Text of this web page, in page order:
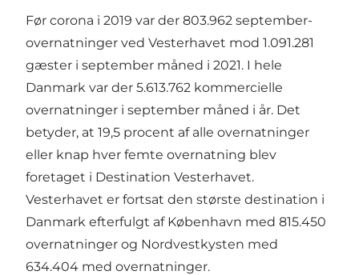
Før corona i 2019 var der 803.962 september-
overnatninger ved Vesterhavet mod 1.091.281
gæster i september måned i 2021. I hele
Danmark var der 5.613.762 kommercielle
overnatninger i september måned i år. Det
betyder, at 19,5 procent af alle overnatninger
eller knap hver femte overnatning blev
foretaget i Destination Vesterhavet.
Vesterhavet er fortsat den største destination i
Danmark efterfulgt af København med 815.450
overnatninger og Nordvestkysten med
634.404 med overnatninger.